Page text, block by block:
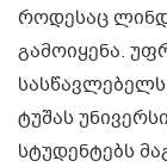
როდესაც
გამოიყენა.
ტუშას
სტუდენტებს